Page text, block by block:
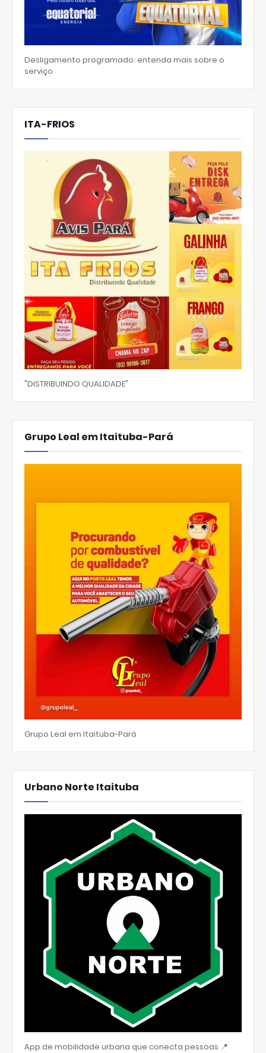
Desligamento programado: entenda mais sobre o
serviço
ITA-FRIOS
"DISTRIBUINDO QUALIDADE"
Grupo Leal em Itaituba-Pará
Grupo Leal em Itaituba-Pará
Urbano Norte Itaituba
App de mobilidade urbana que conecta pessoas 📍